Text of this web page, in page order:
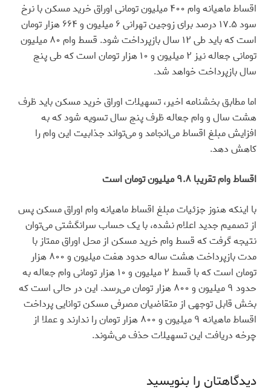
اقساط ماهیانه وام ۴۰۰ میلیون تومانی اوراق خرید مسکن با نرخ
سود ۱۷.۵ درصد برای زوجین تهرانی ۶ میلیون و ۶۶۴ هزار تومان
است که باید طی ۱۲ سال بازپرداخت شود. قسط وام ۸۰ میلیون
تومانی جعاله نیز ۲ میلیون و ۱۰ هزار تومان است که طی پنج
سال بازپرداخت خواهد شد.
اما مطابق بخشنامه اخیر، تسهیلات اوراق خرید مسکن باید ظرف
هشت سال و وام جعاله ظرف پنج سال تسویه شود که به
افزایش مبلغ اقساط می‌انجامد و می‌تواند جذابیت این وام را
کاهش دهد.
اقساط وام تقریبا ۹.۸ میلیون تومان است
با اینکه هنوز جزئیات مبلغ اقساط ماهیانه وام اوراق مسکن پس
از تصمیم جدید اعلام نشده، با یک حساب سرانگشتی می‌توان
نتیجه گرفت که قسط وام خرید مسکن از محل اوراق ممتاز با
مدت بازپرداخت هشت ساله حدود هفت میلیون و ۸۰۰ هزار
تومان است که با قسط ۲ میلیون و ۱۰ هزار تومانی وام جعاله به
حدود ۹ میلیون و ۸۰۰ هزار تومان می‌رسد. این در حالی است که
بخش قابل توجهی از متقاضیان مصرفی مسکن توانایی پرداخت
اقساط ماهیانه ۹ میلیون و ۸۰۰ هزار تومان را ندارند و عملا از
چرخه دریافت این تسهیلات حذف می‌شوند.
دیدگاهتان را بنویسید